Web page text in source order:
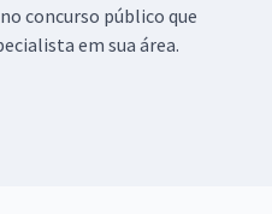
concurso público que
em sua área.